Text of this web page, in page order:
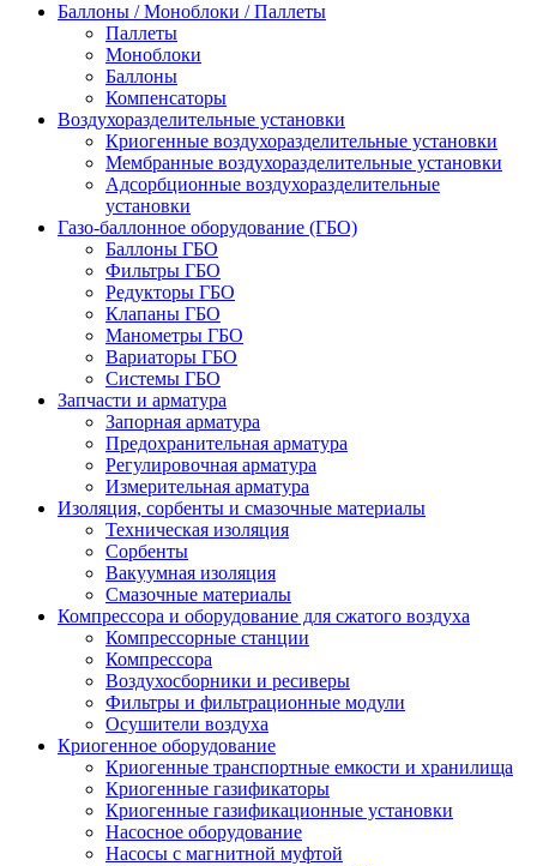
Баллоны / Моноблоки / Паллеты
Паллеты
Моноблоки
Баллоны
Компенсаторы
Воздухоразделительные установки
Криогенные воздухоразделительные установки
Мембранные воздухоразделительные установки
Адсорбционные воздухоразделительные
установки
Газо-баллонное оборудование (ГБО)
Баллоны ГБО
Фильтры ГБО
Редукторы ГБО
Клапаны ГБО
Манометры ГБО
Вариаторы ГБО
Системы ГБО
Запчасти и арматура
Запорная арматура
Предохранительная арматура
Регулировочная арматура
Измерительная арматура
Изоляция, сорбенты и смазочные материалы
Техническая изоляция
Сорбенты
Вакуумная изоляция
Смазочные материалы
Компрессора и оборудование для сжатого воздуха
Компрессорные станции
Компрессора
Воздухосборники и ресиверы
Фильтры и фильтрационные модули
Осушители воздуха
Криогенное оборудование
Криогенные транспортные емкости и хранилища
Криогенные газификаторы
Криогенные газификационные установки
Насосное оборудование
Насосы с магнитной муфтой